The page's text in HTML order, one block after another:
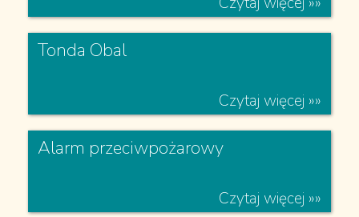
Świętujemy Dzień Dziecka! Za nami
Tonda Obal
Czytaj więcej »»
Czytaj więcej »»